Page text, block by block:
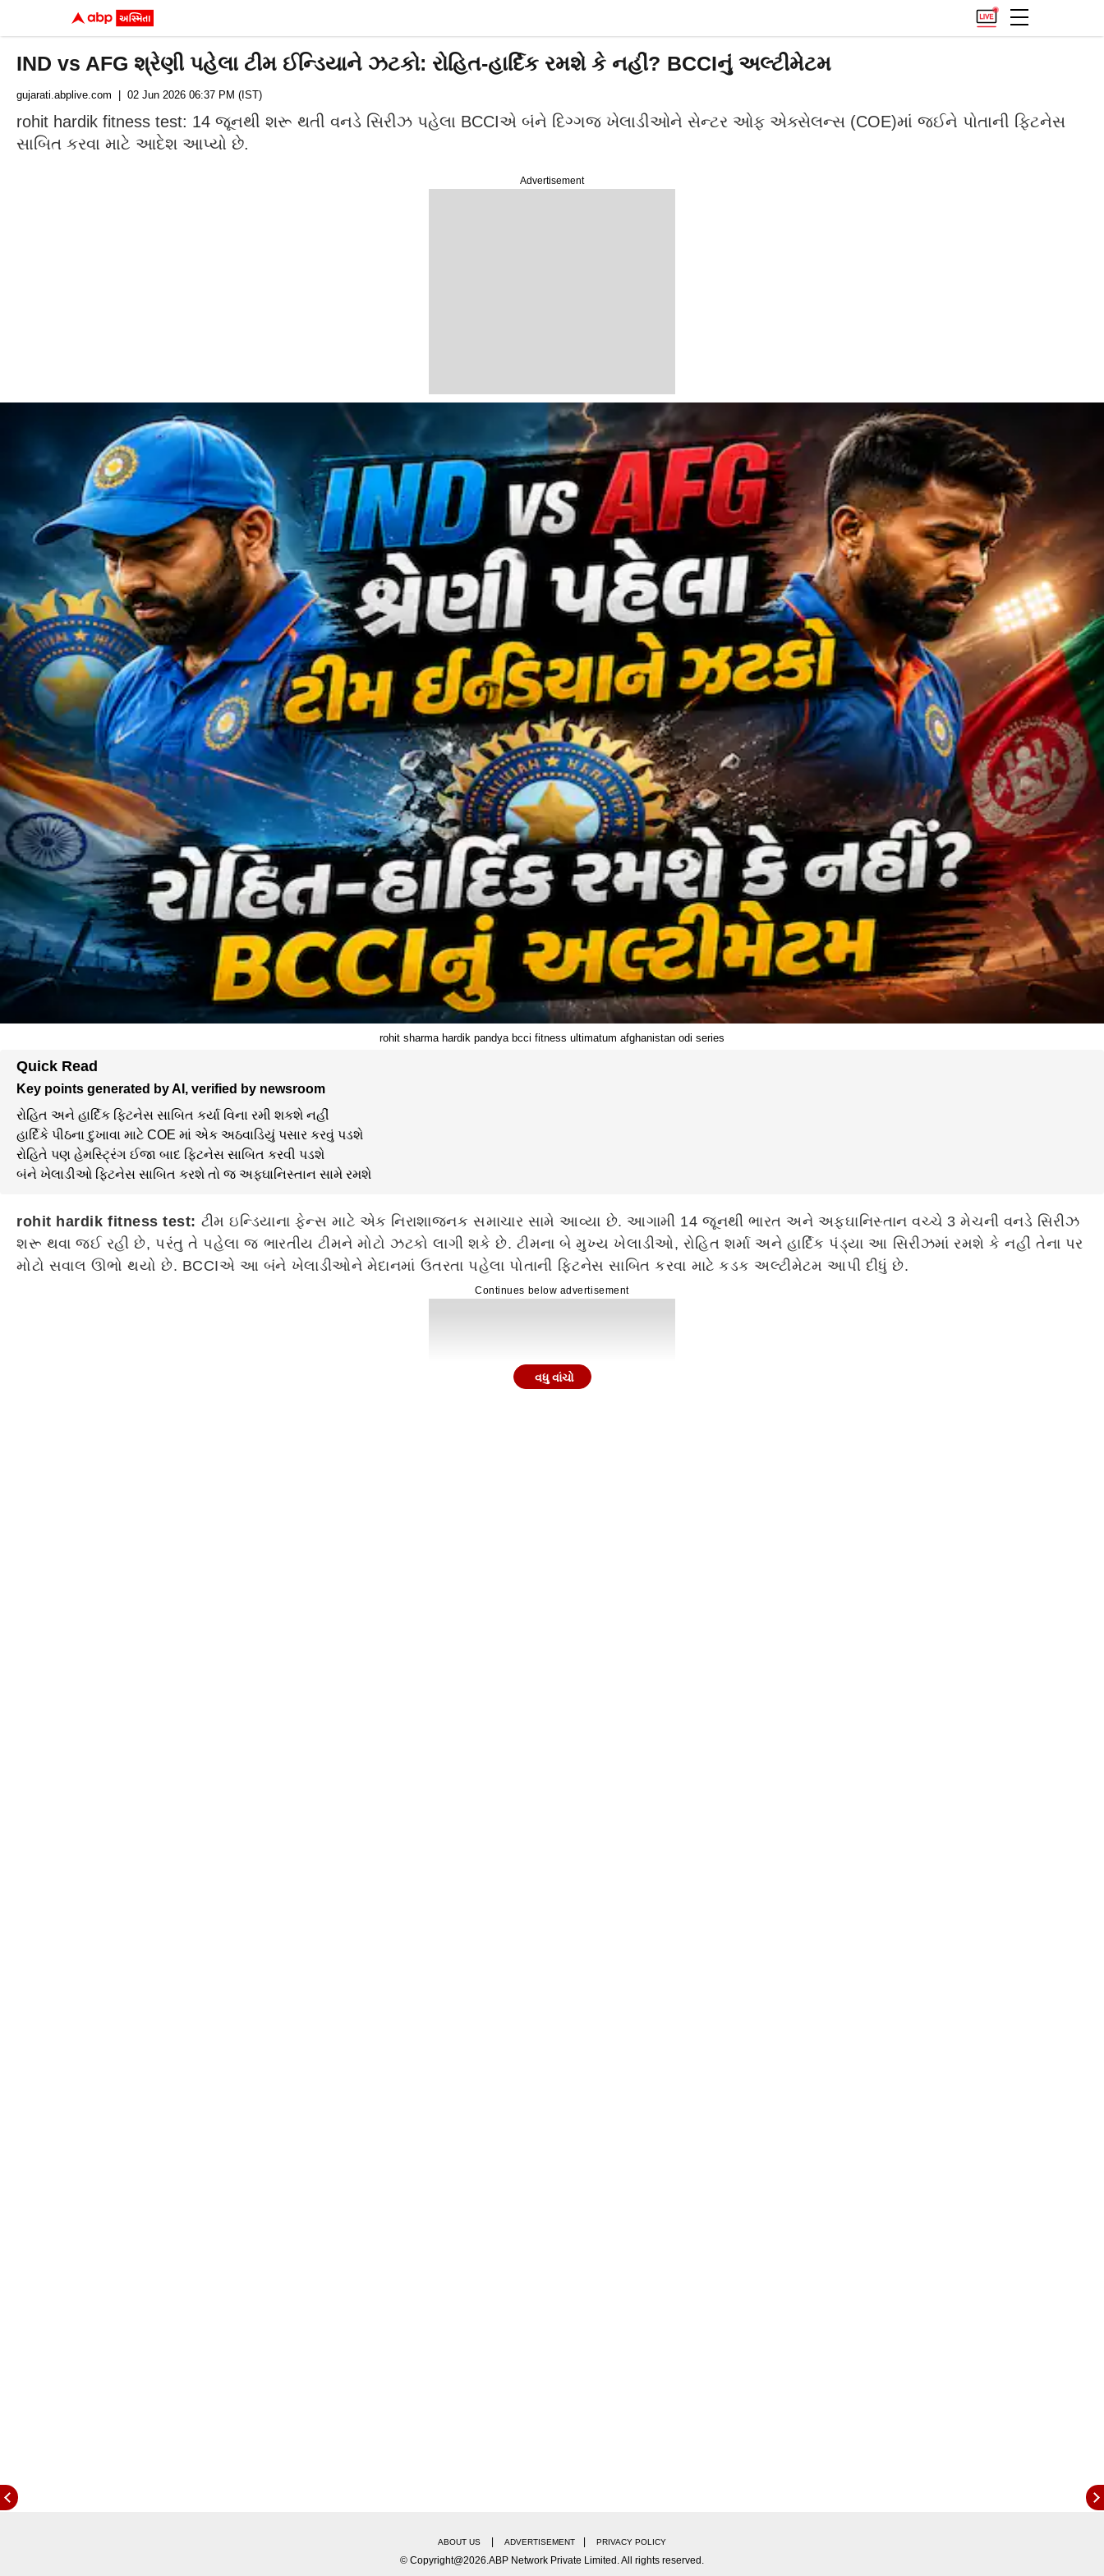
IND vs AFG શ્રેણી પહેલા ટીમ ઈન્ડિયાને ઝટકો: રોહિત-હાર્દિક રમશે કે નહીં? BCCIનું અલ્ટીમેટમ
Advertisement
gujarati.abplive.com | 02 Jun 2026 06:37 PM (IST)
rohit hardik fitness test: 14 જૂનથી શરૂ થતી વનડે સિરીઝ પહેલા BCCIએ બંને દિગ્ગજ ખેલાડીઓને સેન્ટર ઓફ એક્સેલન્સ (COE)માં જઈને પોતાની ફિટનેસ
સાબિત કરવા માટે આદેશ આપ્યો છે.
rohit sharma hardik pandya bcci fitness ultimatum afghanistan odi series
Quick Read
Key points generated by AI, verified by newsroom
રોહિત અને હાર્દિક ફિટનેસ સાબિત કર્યા વિના રમી શકશે નહીં
હાર્દિકે પીઠના દુખાવા માટે COE માં એક અઠવાડિયું પસાર કરવું પડશે
રોહિતે પણ હેમસ્ટ્રિંગ ઈજા બાદ ફિટનેસ સાબિત કરવી પડશે
બંને ખેલાડીઓ ફિટનેસ સાબિત કરશે તો જ અફઘાનિસ્તાન સામે રમશે
rohit hardik fitness test: ટીમ ઇન્ડિયાના ફેન્સ માટે એક નિરાશાજનક સમાચાર સામે આવ્યા છે. આગામી 14 જૂનથી ભારત અને અફઘાનિસ્તાન વચ્ચે 3 મેચની વનડે સિરીઝ
શરૂ થવા જઈ રહી છે, પરંતુ તે પહેલા જ ભારતીય ટીમને મોટો ઝટકો લાગી શકે છે. ટીમના બે મુખ્ય ખેલાડીઓ, રોહિત શર્મા અને હાર્દિક પંડ્યા આ સિરીઝમાં રમશે કે નહીં તેના પર
મોટો સવાલ ઊભો થયો છે. BCCIએ આ બંને ખેલાડીઓને મેદાનમાં ઉતરતા પહેલા પોતાની ફિટનેસ સાબિત કરવા માટે કડક અલ્ટીમેટમ આપી દીધું છે.
Continues below advertisement
વધુ વાંચો
ABOUT US ADVERTISEMENT PRIVACY POLICY
© Copyright@2026.ABP Network Private Limited. All rights reserved.